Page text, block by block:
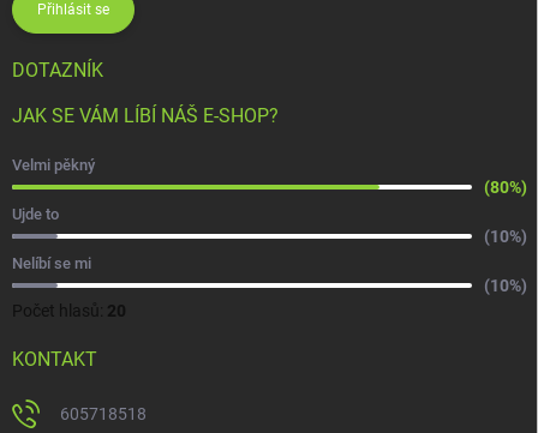
Přihlásit se
DOTAZNÍK
JAK SE VÁM LÍBÍ NÁŠ E-SHOP?
Velmi pěkný
(80%)
Ujde to
(10%)
Nelíbí se mi
(10%)
Počet hlasů: 20
KONTAKT
605718518